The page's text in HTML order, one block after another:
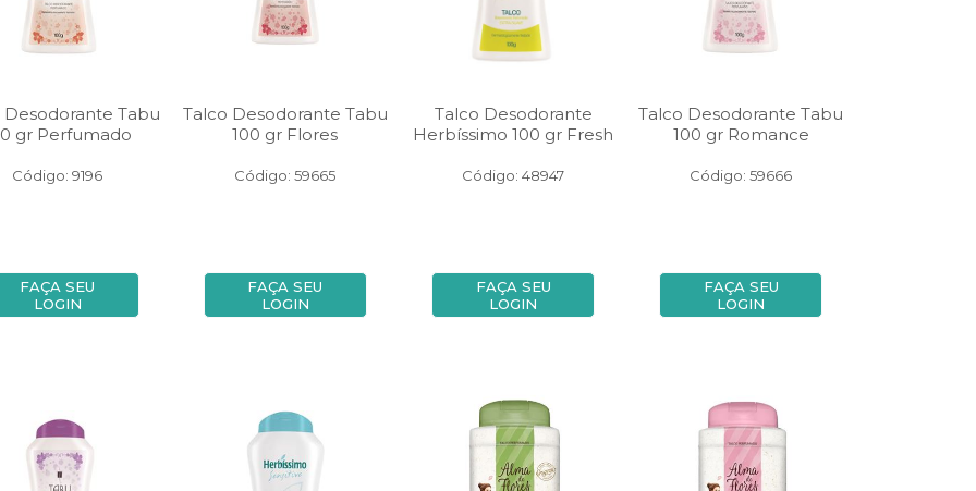
Desodorante Tabu
gr Perfumado
Código: 9196
FAÇA SEU
LOGIN
Talco Desodorante Tabu
100 gr Flores
Código: 59665
FAÇA SEU
LOGIN
Talco Desodorante
Herbíssimo 100 gr Fresh
Código: 48947
FAÇA SEU
LOGIN
Talco Desodorante Tabu
100 gr Romance
Código: 59666
FAÇA SEU
LOGIN